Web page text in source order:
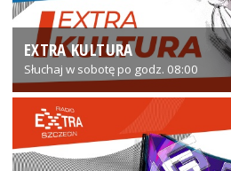
EXTRA KULTURA
Słuchaj w sobotę po godz. 08:00